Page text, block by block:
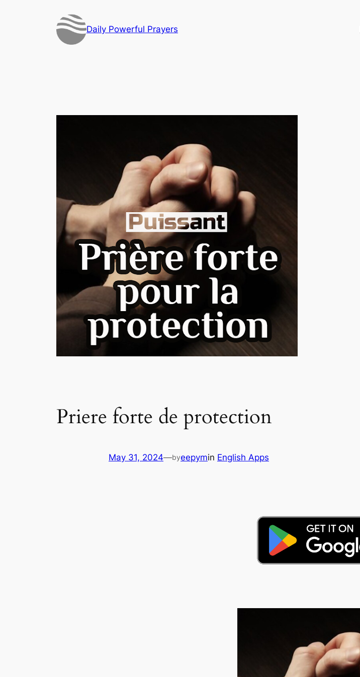
Daily Powerful Prayers
Priere forte de protection
May 31, 2024—byeepymin English Apps